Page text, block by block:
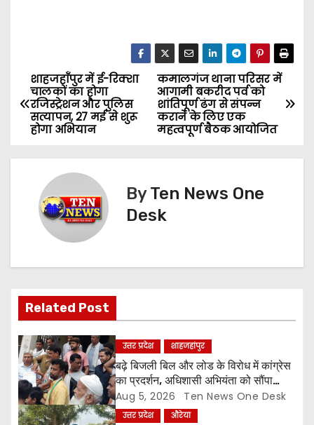
P
o
v
i
g
a
t
i
कमालगंज थाना परिसर में
आगामी बकरीद पर्व को
शांतिपूर्ण ढंग से संपन्न
कराने के लिए एक
महत्वपूर्ण बैठक आयोजित
शाहजहाँपुर में ई-रिक्शा
चालकों का होगा
रजिस्ट्रेशन और पुलिस
सत्यापन, 27 मई से शुरू
होगा अभियान
ByTen News One
Desk
Related Post
उत्तर प्रदेश शाहजहांपुर
बढ़े बिजली बिल और लोड के विरोध में कांग्रेस
का प्रदर्शन, अधिशासी अभियंता को सौंपा
ज्ञापन
Aug 5, 2026 Ten News One Desk
उत्तर प्रदेश औरेया